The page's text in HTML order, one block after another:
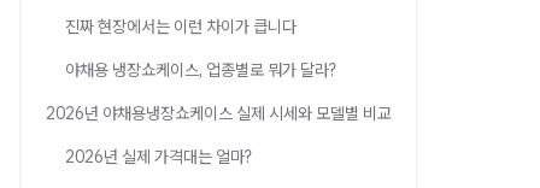
진짜 현장에서는 이런 차이가 큽니다
야채용 냉장쇼케이스, 업종별로 뭐가 달라?
2026년 야채용냉장쇼케이스 실제 시세와 모델별 비교
2026년 실제 가격대는 얼마?